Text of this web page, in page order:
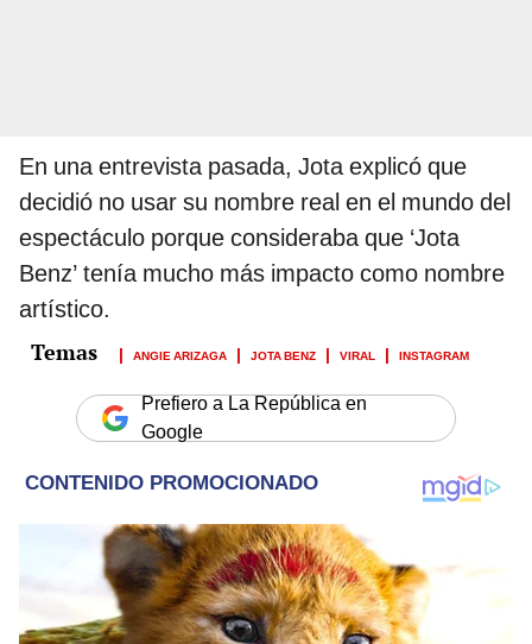
En una entrevista pasada, Jota explicó que
decidió no usar su nombre real en el mundo del
espectáculo porque consideraba que ‘Jota
Benz’ tenía mucho más impacto como nombre
artístico.
ANGIE ARIZAGA JOTA BENZ VIRAL INSTAGRAM
Prefiero a La República en
Google